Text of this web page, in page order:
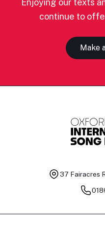
continue to
Make
37 Fairacres